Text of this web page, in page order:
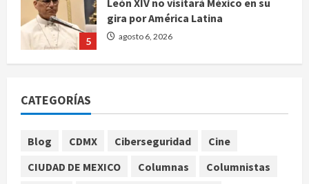
Bad Bunny enfrenta dos demandas
millonarias por uso no consentido
2
Publican artículo sobre adaptar la
CATEGORÍAS
Blog CDMX Ciberseguridad
Cine
CIUDAD DE MEXICO
Columnas
Columnistas